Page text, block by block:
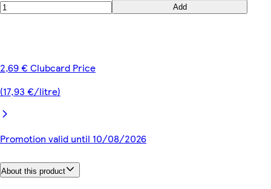
Add
2,69 € Clubcard Price
(17,93 €/litre)
Promotion valid until 10/08/2026
About this product